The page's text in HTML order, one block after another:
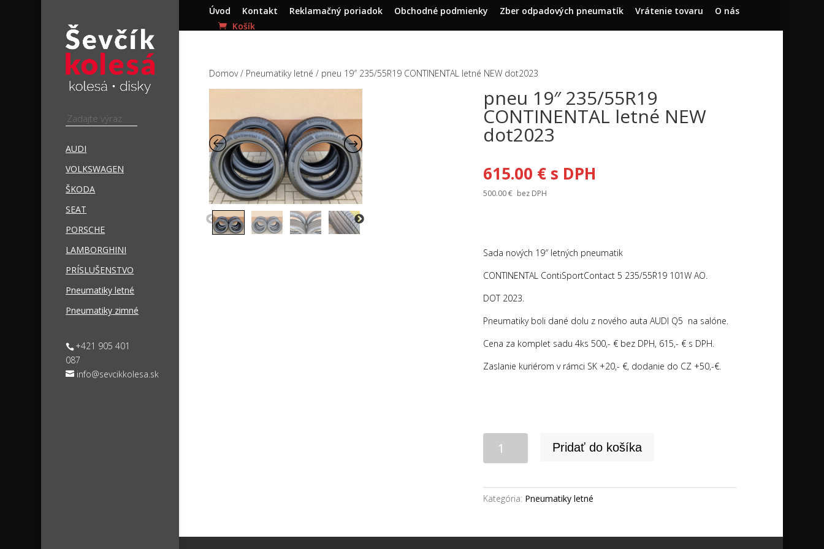
Úvod Kontakt Reklamačný poriadok Obchodné podmienky Zber odpadových pneumatík Vrátenie tovaru O nás
AUDI
VOLKSWAGEN
ŠKODA
SEAT
PORSCHE
LAMBORGHINI
PRÍSLUŠENSTVO
Pneumatiky letné
Pneumatiky zimné
+421 905 401
087
info@sevcikkolesa.sk
Domov/ Pneumatiky letné / pneu 19″ 235/55R19 CONTINENTAL letné NEW dot2023
pneu 19″ 235/55R19
CONTINENTAL letné NEW
dot2023
615.00 € s DPH
500.00€ bez DPH
Sada nových 19″ letných pneumatik
CONTINENTAL ContiSportContact 5 235/55R19 101W AO.
DOT 2023.
Pneumatiky boli dané dolu z nového auta AUDI Q5 na salóne.
Cena za komplet sadu 4ks 500,- € bez DPH, 615,- € s DPH.
Zaslanie kuriérom v rámci SK +20,- €, dodanie do CZ +50,-€.
pneu
CONTINENTAL
dot2023
Pridať do košíka
Kategória: Pneumatiky letné